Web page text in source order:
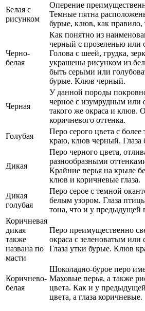
Белая с
рисунком
Оперение
Темные пятна
бурые, клюв, как
Черно-
белая
Как понятно из
черный с прозеленью или
Голова с шеей, грудка,
украшены рисунком из
быть серыми или
бурые. Клюв черный.
Черная
У данной породы
черное с изумрудным или
такого же окраса и клюв.
коричневого оттенка.
Голубая
Перо серого цвета с
краю, клюв черный. Глаза
Дикая
Перо черного цвета,
разнообразными
Крайние перья на крыле
клюв и коричневые глаза.
Дикая
голубая
Перо серое с темной
белым узором. Глаза
тона, что и у предыдущей
Коричневая
дикая
также
названа по
масти
Перо преимущественно
окраса с зеленоватым
Глаза утки бурые. Клюв
Коричнево-
белая
Шоколадно-бурое перо
Маховые перья, а также
цвета. Как и у
цвета, а глаза коричневые.